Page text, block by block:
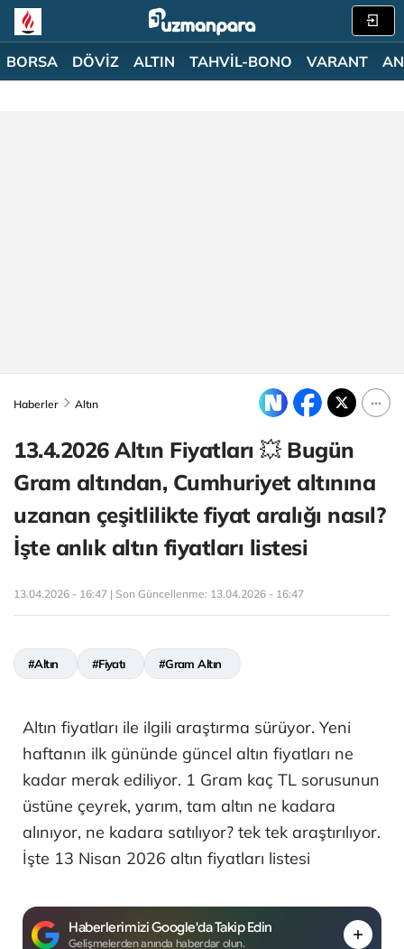
BORSA DÖVİZ ALTIN TAHVİL-BONO VARANT
Haberler Altın
13.4.2026 Altın Fiyatları 💥 Bugün
Gram altından, Cumhuriyet altınına
uzanan çeşitlilikte fiyat aralığı nasıl?
İşte anlık altın fiyatları listesi
13.04.2026 - 16:47 | Son Güncellenme: 13.04.2026 - 16:47
#Altın #Fiyatı #Gram Altın
Altın fiyatları ile ilgili araştırma sürüyor. Yeni
haftanın ilk gününde güncel altın fiyatları ne
kadar merak ediliyor. 1 Gram kaç TL sorusunun
üstüne çeyrek, yarım, tam altın ne kadara
alınıyor, ne kadara satılıyor? tek tek araştırılıyor.
İşte 13 Nisan 2026 altın fiyatları listesi
Haberlerimizi Google'da Takip Edin
Gelişmelerden anında haberdar olun.